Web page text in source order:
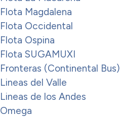
Flota Magdalena
Flota Occidental
Flota Ospina
Flota SUGAMUXI
Fronteras (Continental Bus)
Lineas del Valle
Lineas de los Andes
Omega